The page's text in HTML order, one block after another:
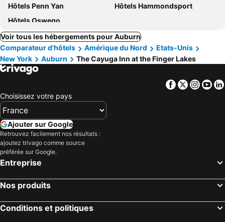
Hôtels Penn Yan
Hôtels Hammondsport
Hôtels Oswego
Voir tous les hébergements pour Auburn
Comparateur d'hôtels
Amérique du Nord
Etats-Unis
New York
Auburn The Cayuga Inn at the Finger Lakes
Facebook
Twitter
Choisissez votre pays
Ajouter sur Google
Retrouvez facilement nos résultats :
ajoutez trivago comme source
préférée sur Google.
Entreprise
Nos produits
Conditions et politiques